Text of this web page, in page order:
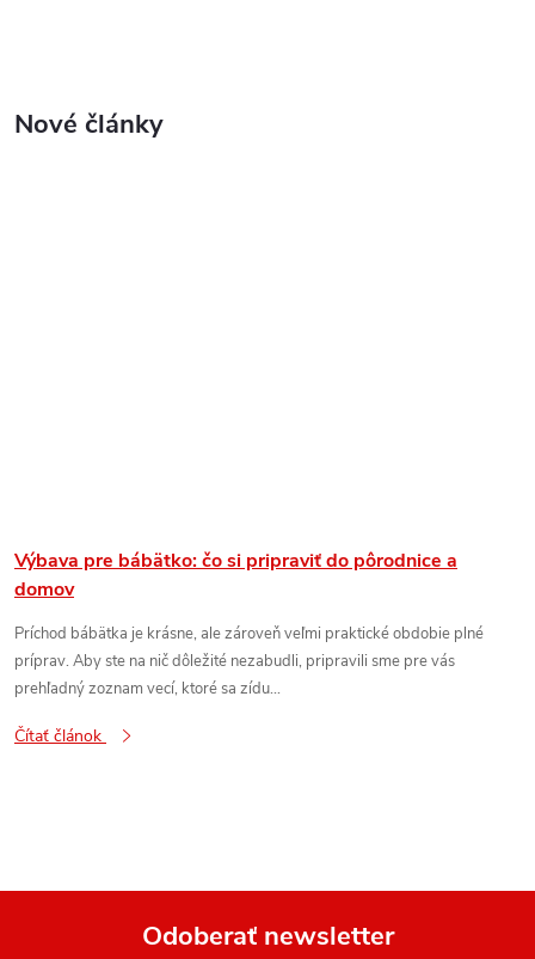
Nové články
Výbava pre bábätko: čo si pripraviť do pôrodnice a
domov
Príchod bábätka je krásne, ale zároveň veľmi praktické obdobie plné
príprav. Aby ste na nič dôležité nezabudli, pripravili sme pre vás
prehľadný zoznam vecí, ktoré sa zídu...
Čítať článok
Odoberať newsletter